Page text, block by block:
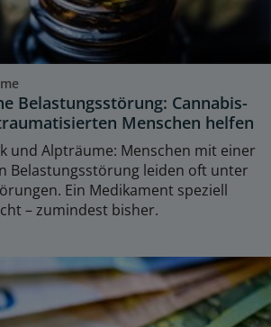
Belastungsstörung: Cannabis-
Menschen helfen
und Alpträume: Menschen mit einer
Belastungsstörung leiden oft unter
Ein Medikament speziell
– zumindest bisher.